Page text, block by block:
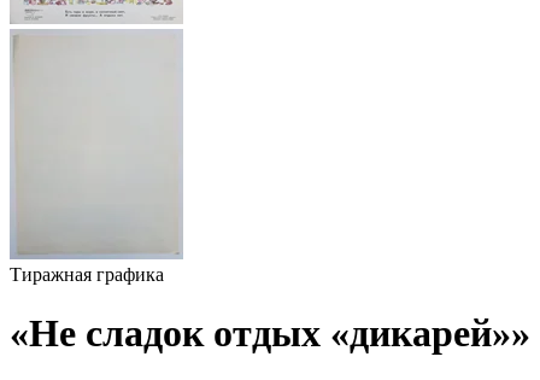
Тиражная графика
«Не сладок отдых «дикарей»»